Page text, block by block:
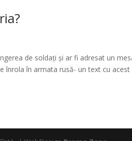
de soldați și ar fi adresat un
înrola în armata rusă- un text cu